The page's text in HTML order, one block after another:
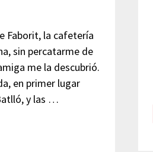
Faborit, la cafetería
sin percatarme de
me la descubrió.
en primer lugar
y las …